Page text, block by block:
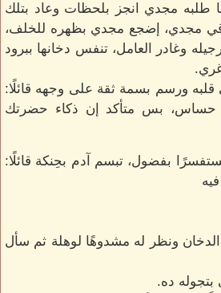
طلبه مجدي انجز بلحظات وعاد بتلك
مجدي، إضجع مجدي بظهره للخلف،
وغادر العامل، تنفس دخانها ببرود
ورسم بسمة ثقة على وجهه قائلًا:
حساس، بس متأكد إن ذكاء حضرتك
بفضول، تبسم آدم بحِنكة قائلًا:
ونظر له مشدوهًا لوهلة ثم سأل
ده.